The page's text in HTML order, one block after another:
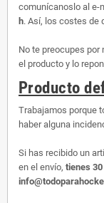
comunícanoslo al e-
h. Así, los costes de
No te preocupes por
el producto y lo
Producto
Trabajamos porque
haber alguna
Si has recibido un
en el envío, tienes